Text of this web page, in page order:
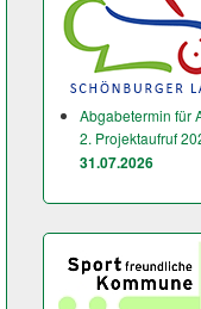
Abgabetermin für
2. Projektaufruf
31.07.2026